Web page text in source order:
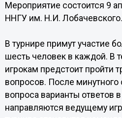
Мероприятие состоится 9
ННГУ им. Н.И. Лобачевского.
В турнире примут участие
шесть человек в каждой. В
игрокам предстоит пройти
вопросов. После
вопроса варианты ответов
направляются ведущему